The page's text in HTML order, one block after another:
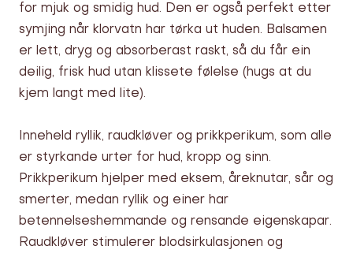
for mjuk og smidig hud. Den er også perfekt etter
symjing når klorvatn har tørka ut huden. Balsamen
er lett, dryg og absorberast raskt, så du får ein
deilig, frisk hud utan klissete følelse (hugs at du
kjem langt med lite).
Inneheld ryllik, raudkløver og prikkperikum, som alle
er styrkande urter for hud, kropp og sinn.
Prikkperikum hjelper med eksem, åreknutar, sår og
smerter, medan ryllik og einer har
betennelseshemmande og rensande eigenskapar.
Raudkløver stimulerer blodsirkulasjonen og